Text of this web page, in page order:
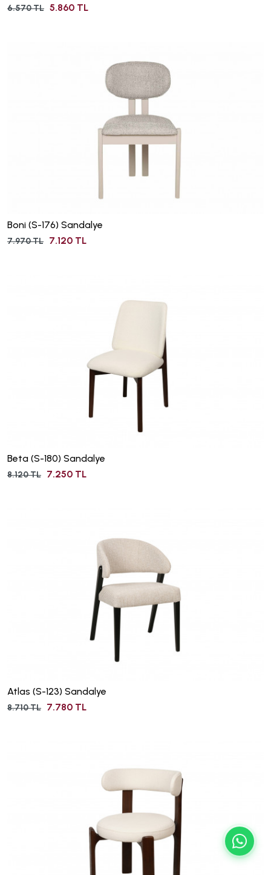
6.570 TL 5.860 TL
Boni (S-176) Sandalye
7.970 TL 7.120 TL
Beta (S-180) Sandalye
8.120 TL 7.250 TL
Atlas (S-123) Sandalye
8.710 TL 7.780 TL